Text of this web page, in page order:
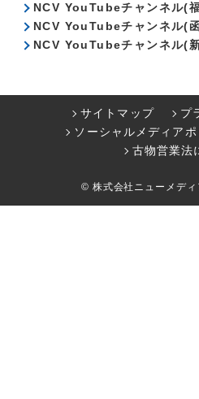
NCV YouTubeチャンネル(
NCV YouTubeチャンネル(
NCV YouTubeチャンネル(
サイトマップ
プ
ソーシャルメディアポ
古物営業法
© 株式会社ニューメデ